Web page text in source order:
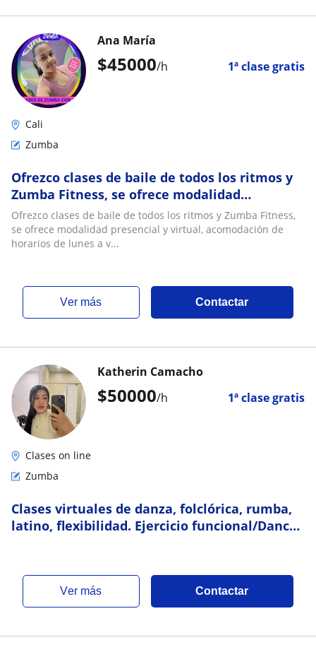
$45000/h 1ª clase gratis
Ana María
Cali
Zumba
Ofrezco clases de baile de todos los ritmos y
Zumba Fitness, se ofrece modalidad
presencial y virtual
Ofrezco clases de baile de todos los ritmos y Zumba Fitness,
se ofrece modalidad presencial y virtual, acomodación de
horarios de lunes a v...
ver más Contactar
$50000/h 1ª clase gratis
Katherin Camacho
Clases on line
Zumba
Clases virtuales de danza, folclórica, rumba,
latino, flexibilidad. Ejercicio funcional/Dance
ver más Contactar